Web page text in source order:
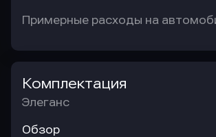
Примерные расходы на
Комплектация
Элеганс
Обзор